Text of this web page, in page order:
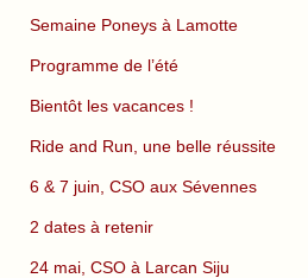
Semaine Poneys à Lamotte
Programme de l’été
Bientôt les vacances !
Ride and Run, une belle réussite
6 & 7 juin, CSO aux Sévennes
2 dates à retenir
24 mai, CSO à Larcan Siju